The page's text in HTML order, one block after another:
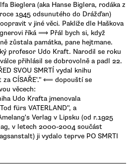
Bieglera (aka Hanse Biglera, rodáka z
1945 odsunutého do Drážďan)
v jiné věci. Pakliže dle Haškova
říká ⟹ Přál bych si, když
zůstala památka, pane hejtmane.
profesor Udo Kraft. Narodil se roku
přihlásil se dobrovolně a padl 22.
SVOU SMRTÍ vydal knihu
za CÍSAŘE'." ⟸ dopouští se
věcech:
Udo Krafta jmenovala
fürs VATERLAND", a
Verlag v Lipsku (od r.1925
v letech 2000-2004 součást
ji vydalo teprve PO SMRTI